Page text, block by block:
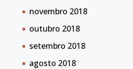
novembro 2018
outubro 2018
setembro 2018
agosto 2018